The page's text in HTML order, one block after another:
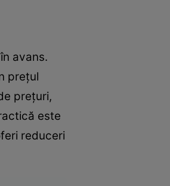
avans.
prețul
prețuri,
este
reduceri